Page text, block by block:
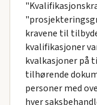
kravene til
kvalifikasjoner
kvalkasjoner på
tilhørende
personer med
hver